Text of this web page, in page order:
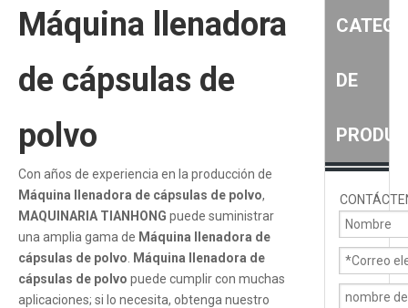
Máquina llenadora
de cápsulas de
polvo
Con años de experiencia en la producción de
Máquina llenadora de cápsulas de polvo,
MAQUINARIA TIANHONG puede suministrar
una amplia gama de Máquina llenadora de
cápsulas de polvo
Máquina llenadora de
cápsulas de polvo puede cumplir con muchas
aplicaciones; si lo necesita, obtenga nuestro
DE